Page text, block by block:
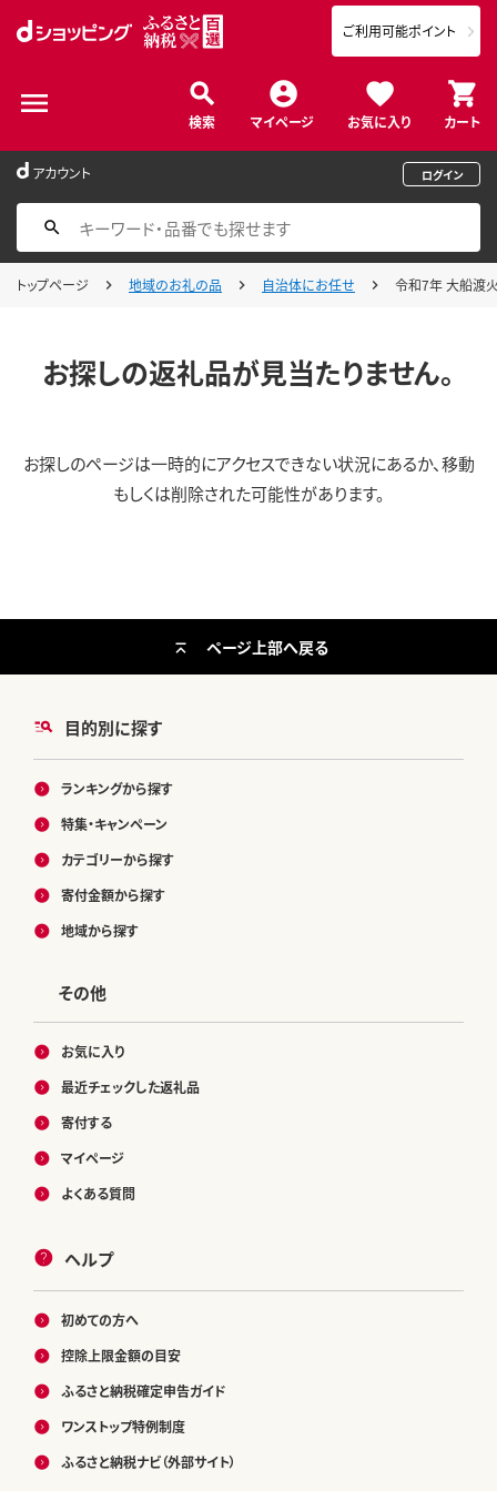
検索 マイページ お気に入り カート
ご利用可能ポイント
アカウント ログイン
トップページ 地域のお礼の品 自治体にお任せ 令和7年 大船渡
お探しの返礼品が見当たりません。
お探しのページは一時的にアクセスできない状況にあるか、移動
もしくは削除された可能性があります。
目的別に探す
ランキングから探す
特集・キャンペーン
カテゴリーから探す
寄付金額から探す
地域から探す
その他
お気に入り
最近チェックした返礼品
寄付する
マイページ
よくある質問
ヘルプ
初めての方へ
控除上限金額の目安
ふるさと納税確定申告ガイド
ワンストップ特例制度
ふるさと納税ナビ（外部サイト）
ページ上部へ戻る